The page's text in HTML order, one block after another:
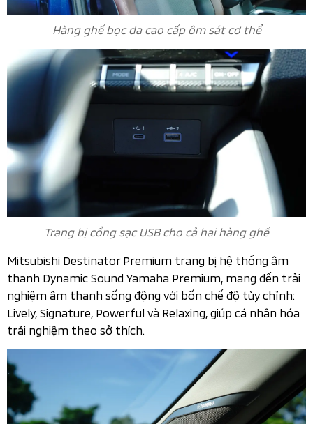
Hàng ghế bọc da cao cấp ôm sát cơ thể
Trang bị cổng sạc USB cho cả hai hàng ghế
Mitsubishi Destinator Premium trang bị hệ thống âm
thanh Dynamic Sound Yamaha Premium, mang đến trải
nghiệm âm thanh sống động với bốn chế độ tùy chỉnh:
Lively, Signature, Powerful và Relaxing, giúp cá nhân hóa
trải nghiệm theo sở thích.